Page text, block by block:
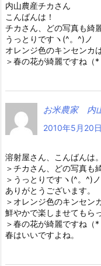
内山農産チカさん
こんばんは！
チカさん、どの写真も綺
うっとりですヽ(^。^)ノ
オレンジ色のキンセンカ
＞春の花が綺麗ですね（*
お米農家 内
2010年5月20
溶射屋さん、こんばんは。
＞チカさん、どの写真も
＞うっとりですヽ(^。^)ノ
ありがとうございます。
＞オレンジ色のキンセン
鮮やかで楽しませてもら
＞春の花が綺麗ですね（*
春はいいですよね。